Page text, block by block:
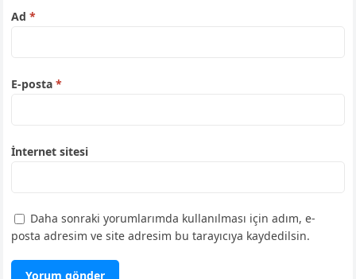
Ad*
E-posta*
İnternet sitesi
Daha sonraki yorumlarımda kullanılması için adım, e-
posta adresim ve site adresim bu tarayıcıya kaydedilsin.